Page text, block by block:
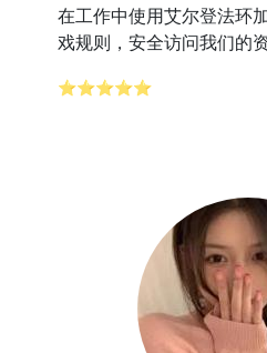
在工作中使用艾尔登法环
戏规则，安全访问我们的
⭐⭐⭐⭐⭐